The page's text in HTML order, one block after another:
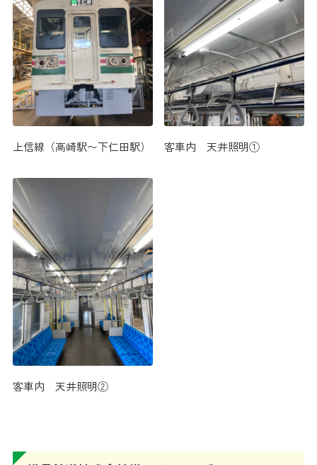
上信線（高崎駅〜下仁田駅） 客車内 天井照明①
客車内 天井照明②